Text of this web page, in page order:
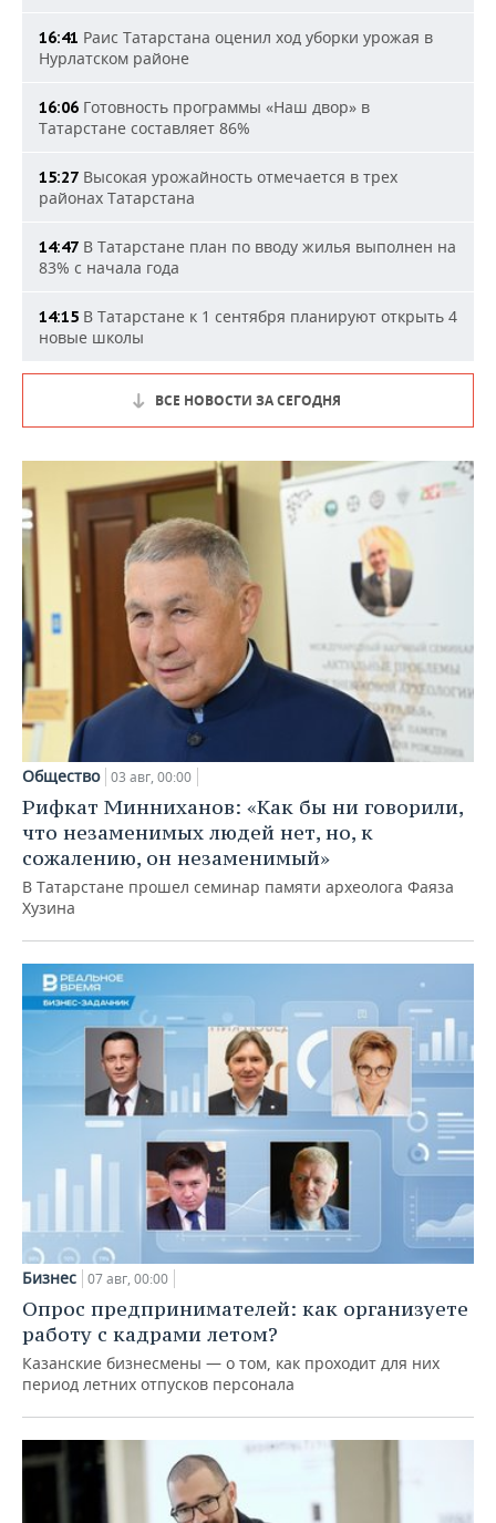
16:41 Раис Татарстана оценил ход уборки урожая в
Нурлатском районе
16:06 Готовность программы «Наш двор» в
Татарстане составляет 86%
15:27 Высокая урожайность отмечается в трех
районах Татарстана
14:47 В Татарстане план по вводу жилья выполнен на
83% с начала года
14:15 В Татарстане к 1 сентября планируют открыть 4
новые школы
ВСЕ НОВОСТИ ЗА СЕГОДНЯ
Общество 03 авг, 00:00
Рифкат Минниханов: «Как бы ни говорили,
что незаменимых людей нет, но, к
сожалению, он незаменимый»
В Татарстане прошел семинар памяти археолога Фаяза
Хузина
Бизнес 07 авг, 00:00
Опрос предпринимателей: как организуете
работу с кадрами летом?
Казанские бизнесмены — о том, как проходит для них
период летних отпусков персонала